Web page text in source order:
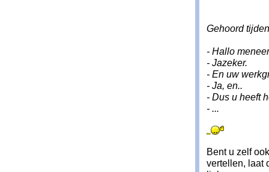
Gehoord
- Hallo
- Jazeker.
- En uw
- Ja, en..
- Dus u heeft
- ...
Bent u zelf
vertellen, laat